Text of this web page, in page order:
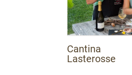
Cantina
Lasterosse